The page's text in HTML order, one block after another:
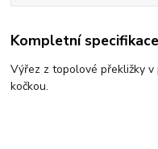
Kompletní specifikace
Výřez z topolové překližky
kočkou.